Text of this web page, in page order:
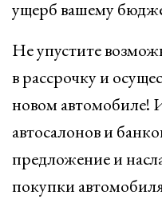
ущерб вашему
Не упустите
в рассрочку и
новом автомобиле!
автосалонов и
предложение и
покупки